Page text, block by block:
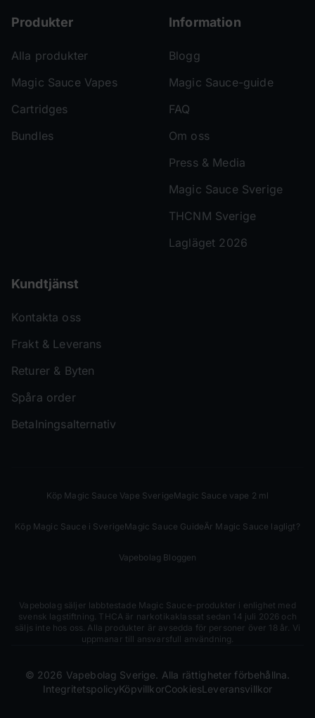
Produkter
Alla produkter
Magic Sauce Vapes
Cartridges
Bundles
Information
Blogg
Magic Sauce-guide
FAQ
Om oss
Press & Media
Magic Sauce Sverige
THCNM Sverige
Lagläget 2026
Kundtjänst
Kontakta oss
Frakt & Leverans
Returer & Byten
Spåra order
Betalningsalternativ
Köp Magic Sauce Vape SverigeMagic Sauce vape 2 ml
Köp Magic Sauce i SverigeMagic Sauce GuideÄr Magic Sauce lagligt?
Vapebolag Bloggen
Vapebolag säljer labbtestade Magic Sauce-produkter i enlighet med
svensk lagstiftning. THCA är narkotikaklassat sedan 14 juli 2026 och
säljs inte hos oss. Alla produkter är avsedda för personer över 18 år. Vi
uppmanar till ansvarsfull användning.
© 2026 Vapebolag Sverige. Alla rättigheter förbehållna.
IntegritetspolicyKöpvillkorCookiesLeveransvillkor